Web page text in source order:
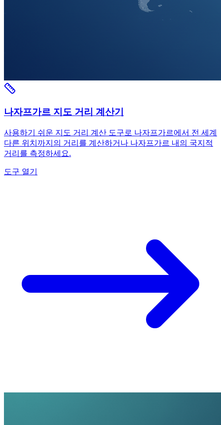
나자프가르 지도 거리 계산기
사용하기 쉬운 지도 거리 계산 도구로 나자프가르에서 전 세계
다른 위치까지의 거리를 계산하거나 나자프가르 내의 국지적
거리를 측정하세요.
도구 열기